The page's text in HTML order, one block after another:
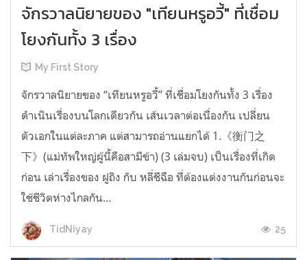
จักรวาลนิยายของ "เทียนหรูอวี้" ที่เชื่อม
โยงกันทั้ง 3 เรื่อง
My First Story
จักรวาลนิยายของ “เทียนหรูอวี้” ที่เชื่อมโยงกันทั้ง 3 เรื่อง
ดำเนินเรื่องบนโลกเดียวกัน เส้นเวลาต่อเนื่องกัน เปลี่ยน
ตัวเอกในแต่ละภาค แต่สามารถอ่านแยกได้ 1.《衡门之
下》(แม่ทัพใหญ่ผู้นี้คือสามีข้า) (3 เล่มจบ) เป็นเรื่องที่เกิด
ก่อน เล่าเรื่องของ ฝูถิง กับ หลี่ชีฉือ ที่ต้องแต่งงานกันก่อนจะ
ใช้ชีวิตห่างไกลกัน...
TidNiyay 25